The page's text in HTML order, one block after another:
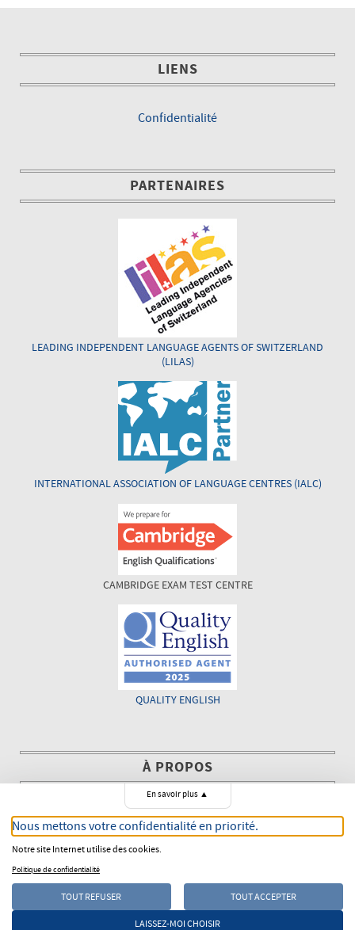
LIENS
Confidentialité
PARTENAIRES
LEADING INDEPENDENT LANGUAGE AGENTS OF SWITZERLAND
(LILAS)
INTERNATIONAL ASSOCIATION OF LANGUAGE CENTRES (IALC)
CAMBRIDGE EXAM TEST CENTRE
QUALITY ENGLISH
À PROPOS
The Language House a été créée en 2003 avec comme objectif de
conseiller aussi bien les personnes privées que les entreprises
pour mettre en place des programmes de formation de langue
anglaise.
COPYRIGHT © 2003 - 2026THE LANGUAGE HOUSE
En savoir plus ▲
Nous mettons votre confidentialité en priorité.
Notre site Internet utilise des cookies.
Politique de confidentialité
TOUT REFUSER TOUT ACCEPTER
LAISSEZ-MOI CHOISIR